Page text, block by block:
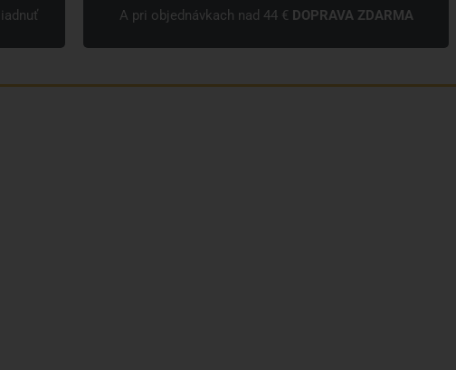
A pri objednávkach nad 44 € DOPRAVA ZDARMA